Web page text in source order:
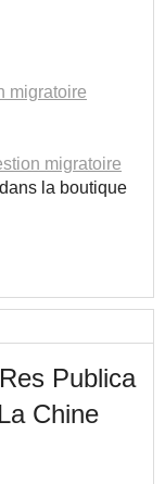
migratoire
migratoire
la boutique
Publica
Chine